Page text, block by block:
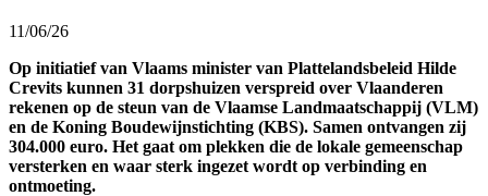
11/06/26
Op initiatief van Vlaams minister van Plattelandsbeleid Hilde
Crevits kunnen 31 dorpshuizen verspreid over Vlaanderen
rekenen op de steun van de Vlaamse Landmaatschappij (VLM)
en de Koning Boudewijnstichting (KBS). Samen ontvangen zij
304.000 euro. Het gaat om plekken die de lokale gemeenschap
versterken en waar sterk ingezet wordt op verbinding en
ontmoeting.